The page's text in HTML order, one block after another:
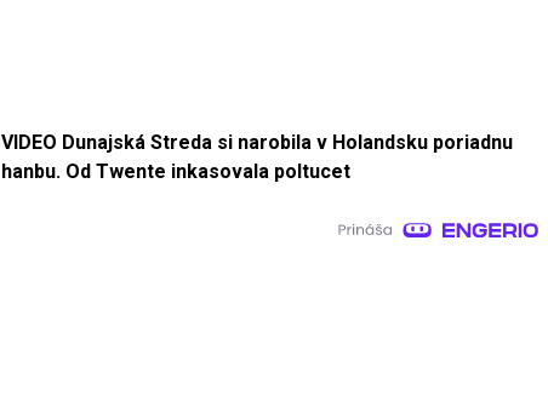
VIDEO Dunajská Streda si narobila v Holandsku poriadnu
hanbu. Od Twente inkasovala poltucet